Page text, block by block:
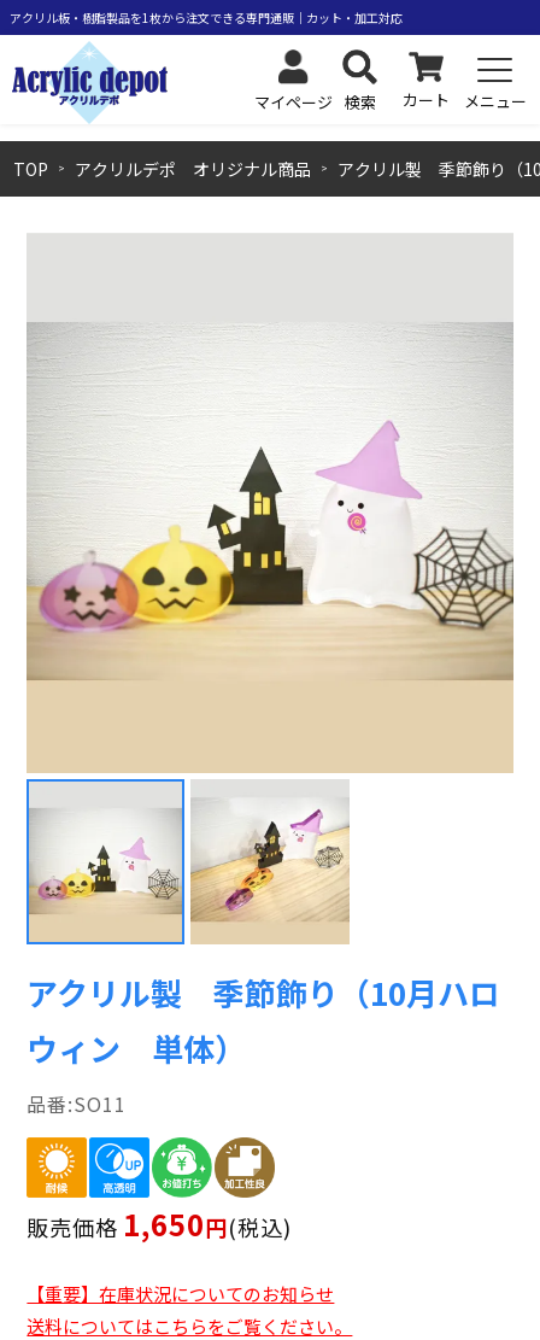
マイページ 検索 カート メニュー
TOP アクリルデポ オリジナル商品 アクリル製 季節飾り（
アクリル製 季節飾り（10月ハロ
ウィン 単体）
SO11
販売価格 1,650 税込
【重要】在庫状況についてのお知らせ
送料についてはこちらをご覧ください。